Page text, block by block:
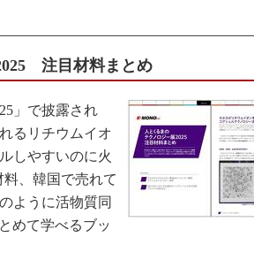
インダストリー4.0
イノベーション
製造業ビッグデータ
メイドインジャパン
植物工場
知財マネジメント
注目材料まとめ
」で披露され
るリチウムイオ
しやすいのに火
、韓国で売れて
ように活物質同
めて学べるブッ